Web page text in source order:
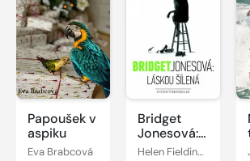
Papoušek v
aspiku
Eva Brabcová
Bridget
Jonesová:
láskou
Helen Fieldingová